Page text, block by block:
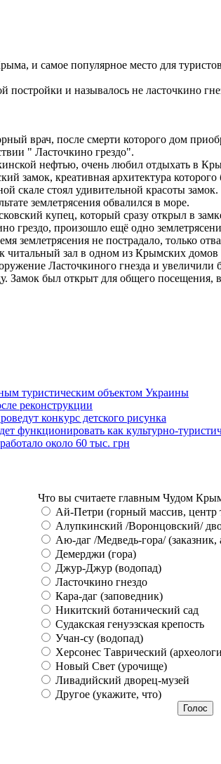
и самое популярное место для
постройки и называлось не ласточкино
врач, после смерти которого дом
" Ласточкино грездо".
нефтью, очень любил отдыхать в
замок, креативная архитектура
скале стоял удивительной красоты
землетрясения обвалился в море.
купец, который сразу открыл в
грездо, произошло ещё одно
землетрясения не пострадало, только
читальный зал в одном из Крымских
Ласточкиного гнезда и
был открыт для общего посещения,
туристическим объектом Украины
реконструкции
конкурс детского рисунка
функционировать как культурно-
около 60 тыс. грн
Что вы считаете главным Чудом
Ай-Петри (горный массив, центр
Алупкинский /Воронцовский/
Аю-даг /Медведь-гора/ (заказник,
Демерджи (гора)
Джур-Джур (водопад)
Ласточкино гнездо
Кара-даг (заповедник)
Никитский ботанический сад
Судакская генуэзская крепость
Учан-су (водопад)
Херсонес Таврический
Новый Свет (урочище)
Ливадийский дворец-музей
Другое (укажите, что)